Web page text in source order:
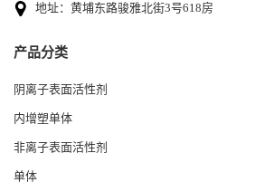
地址：黄埔东路骏雅北街3号618房
产品分类
阴离子表面活性剂
内增塑单体
非离子表面活性剂
单体